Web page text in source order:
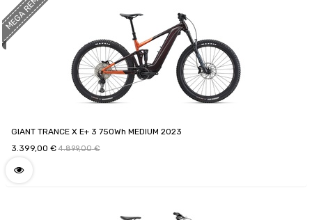
MEGA REMISE
GIANT TRANCE X E+ 3 750Wh MEDIUM 2023
3.399,00 € 4.899,00€